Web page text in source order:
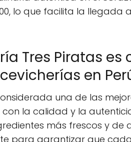
lo que facilita la llegada
Tres Piratas
en
una de las
la calidad y la
más frescos y de
para garantizar que